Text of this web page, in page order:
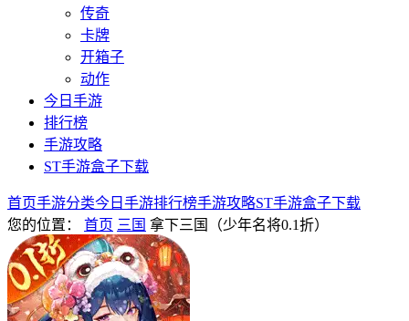
传奇
卡牌
开箱子
动作
今日手游
排行榜
手游攻略
ST手游盒子下载
首页手游分类今日手游排行榜手游攻略ST手游盒子下载
您的位置：
首页 三国 拿下三国（少年名将0.1折）